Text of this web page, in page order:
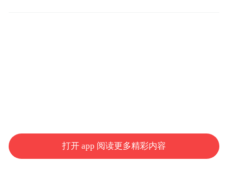
打开 app 阅读更多精彩内容